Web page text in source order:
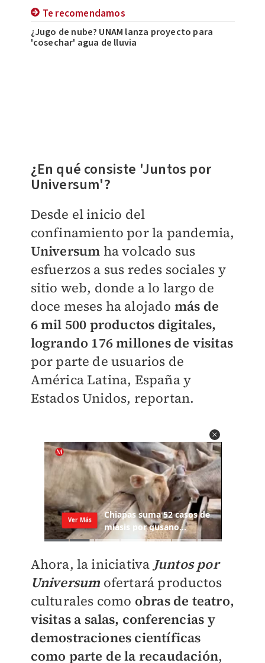
Te recomendamos
¿Jugo de nube? UNAM lanza proyecto para
'cosechar' agua de lluvia
¿En qué consiste 'Juntos por
Universum'?
Desde el inicio del
confinamiento por la pandemia,
Universum ha volcado sus
esfuerzos a sus redes sociales y
sitio web, donde a lo largo de
doce meses ha alojado más de
6mil 500 productos digitales,
logrando 176 millones de visitas
por parte de usuarios de
América Latina, España y
Estados Unidos, reportan.
Ahora, la iniciativa Juntos por
Universum ofertará productos
culturales como obras de teatro,
visitas a salas, conferencias y
demostraciones científicas
como parte de la recaudación,